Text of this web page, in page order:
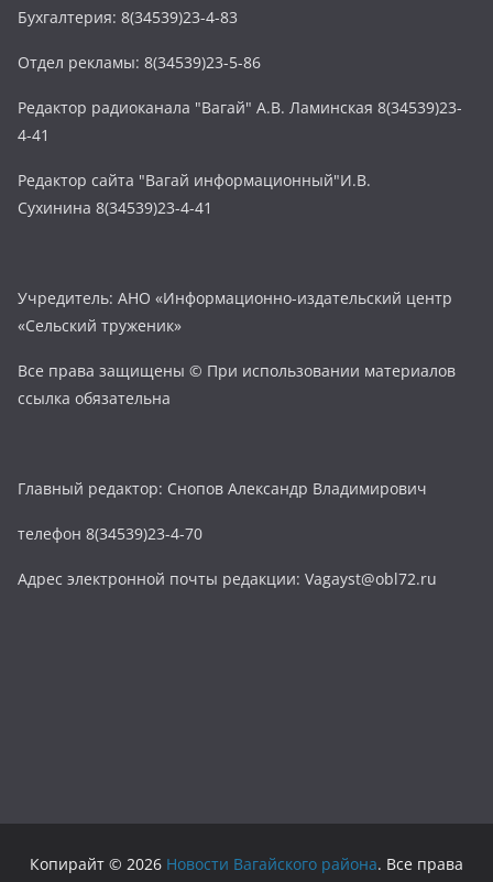
Бухгалтерия: 8(34539)23-4-83
Отдел рекламы: 8(34539)23-5-86
Редактор радиоканала "Вагай" А.В. Ламинская 8(34539)23-
4-41
Редактор сайта "Вагай информационный"И.В.
Сухинина 8(34539)23-4-41
Учредитель: АНО «Информационно-издательский центр
«Сельский труженик»
Все права защищены © При использовании материалов
ссылка обязательна
Главный редактор: Снопов Александр Владимирович
телефон 8(34539)23-4-70
Адрес электронной почты редакции: Vagayst@obl72.ru
Копирайт © 2026 Новости Вагайского района. Все права